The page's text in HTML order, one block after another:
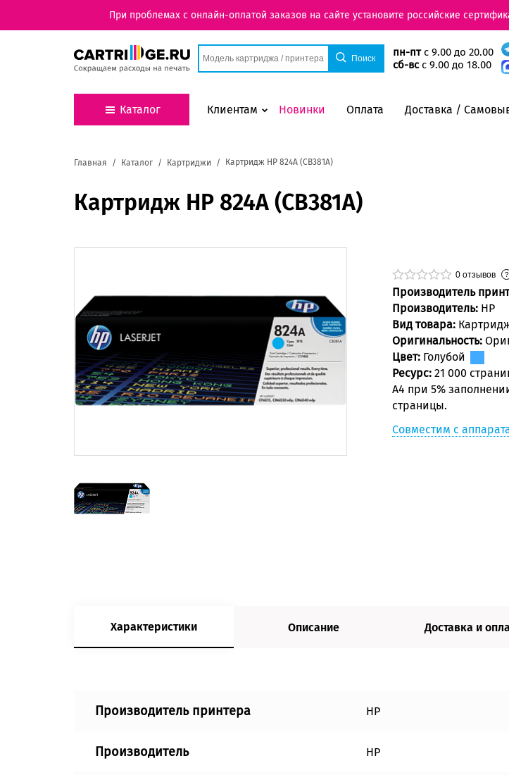
При проблемах с онлайн-оплатой заказов на сайте установите российские
пн-птс 9.00 до 20.00
сб-всс 9.00 до 18.00
Каталог Клиентам Новинки Оплата Доставка /
Главная Каталог Картриджи Картридж HP 824A (CB381A)
Картридж HP 824A (CB381A)
0 отзывов
Производитель
Производитель: HP
Вид товара:
Оригинальность:
Цвет: Голубой
Ресурс: 21 000
А4 при 5%
страницы.
Совместим с
Характеристики Описание Доставка и
Производитель принтера HP
Производитель HP